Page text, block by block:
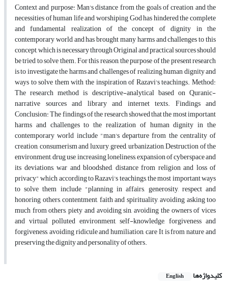
Context and purpose: Man's distance from the goals of creation and the
necessities of human life and worshiping God has hindered the complete
and fundamental realization of the concept of dignity in the
contemporary world and has brought many harms and challenges to this
concept, which is necessary through Original and practical sources should
be tried to solve them. For this reason, the purpose of the present research
is to investigate the harms and challenges of realizing human dignity and
ways to solve them with the inspiration of Razavi's teachings. Method:
The research method is descriptive-analytical based on Quranic-
narrative sources and library and internet texts. Findings and
Conclusion: The findings of the research showed that the most important
harms and challenges to the realization of human dignity in the
contemporary world include "man's departure from the centrality of
creation, consumerism and luxury, greed, urbanization, Destruction of the
environment, drug use, increasing loneliness, expansion of cyberspace and
its deviations, war and bloodshed, distance from religion and loss of
privacy" which according to Razavi's teachings, the most important ways
to solve them include "planning in affairs, generosity, respect and
honoring others, contentment, faith and spirituality, avoiding asking too
much from others, piety and avoiding sin, avoiding the owners of vices
and virtual polluted environment, self-knowledge, forgiveness and
forgiveness, avoiding ridicule and humiliation, care It is from nature and
preserving the dignity and personality of others.
کلیدواژه‌ها English